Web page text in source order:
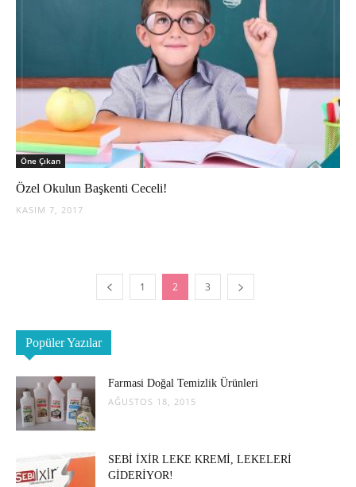
Öne Çıkan
Özel Okulun Başkenti Ceceli!
KASIM 7, 2017
1 2 3
Popüler Yazılar
Farmasi Doğal Temizlik Ürünleri
AĞUSTOS 18, 2015
SEBİ İXİR LEKE KREMİ, LEKELERİ
GİDERİYOR!